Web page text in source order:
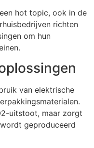
hot topic, ook in de
richten
om hun
van elektrische
uitstoot, maar zorgt
geproduceerd